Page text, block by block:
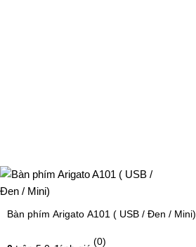
Bàn phím Arigato A101 ( USB / Đen / Mini)
(0)